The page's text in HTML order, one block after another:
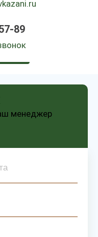
89
менеджер